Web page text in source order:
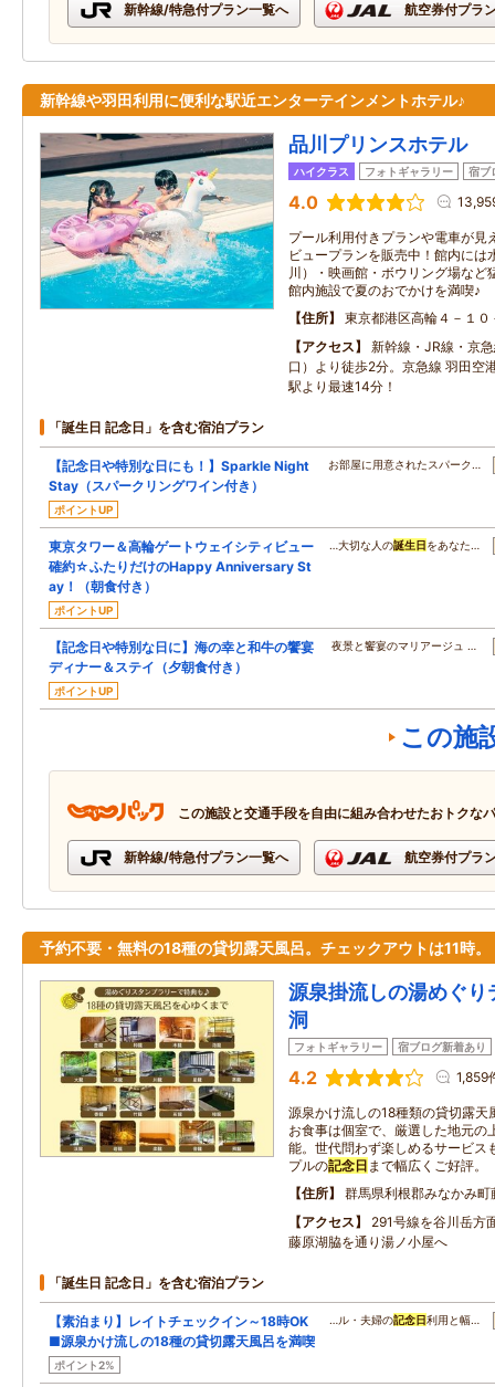
新幹線/特急付プラン一覧へ 航空券付プラ
新幹線や羽田利用に便利な駅近エンターテインメントホテル♪
品川プリンスホテル
ハイクラス フォトギャラリー 宿ブ
4.0
プール利用付きプランや電車が見
ビュープランを販売中！館内には
川）・映画館・ボウリング場など
館内施設で夏のおでかけを満喫♪
住所
東京都港区高輪４－１０
アクセス
新幹線・JR線・京
口）より徒歩2分。京急線 羽田空
駅より最速14分！
「誕生日 記念日」を含む宿泊プラン
【記念日や特別な日にも！】Sparkle Night
Stay（スパークリングワイン付き）
ポイントUP
お部屋に用意されたスパーク…
東京タワー＆高輪ゲートウェイシティビュー
確約☆ふたりだけのHappy Anniversary St
ay！（朝食付き）
ポイントUP
…大切な人の誕生日 をあなた…
【記念日や特別な日に】海の幸と和牛の饗宴
ディナー＆ステイ（夕朝食付き）
ポイントUP
夜景と饗宴のマリアージュ …
この施
この施設と交通手段を自由に組み合わせたおトクな
新幹線/特急付プラン一覧へ 航空券付プラ
予約不要・無料の18種の貸切露天風呂。チェックアウトは11時。
源泉掛流しの湯めぐ
洞
フォトギャラリー 宿ブログ新着あり
4.2 1,859
源泉かけ流しの18種類の貸切露天
お食事は個室で、厳選した地元の
能。世代問わず楽しめるサービス
プルの記念日 まで幅広くご好評。
住所
群馬県利根郡みなかみ町
アクセス
291号線を谷川岳方
藤原湖脇を通り湯ノ小屋へ
「誕生日 記念日」を含む宿泊プラン
【素泊まり】レイトチェックイン～18時OK
■源泉かけ流しの18種の貸切露天風呂を満喫
ポイント2%
…ル・夫婦の記念日利用と幅…